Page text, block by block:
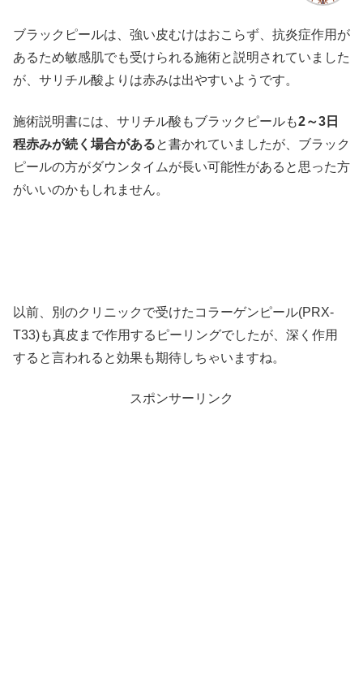
ブラックピールは、強い皮むけはおこらず、抗炎症作用が
あるため敏感肌でも受けられる施術と説明されていました
が、サリチル酸よりは赤みは出やすいようです。
施術説明書には、サリチル酸もブラックピールも2～3日
程赤みが続く場合があると書かれていましたが、ブラック
ピールの方がダウンタイムが長い可能性があると思った方
がいいのかもしれません。
以前、別のクリニックで受けたコラーゲンピール(PRX-
T33)も真皮まで作用するピーリングでしたが、深く作用
すると言われると効果も期待しちゃいますね。
スポンサーリンク